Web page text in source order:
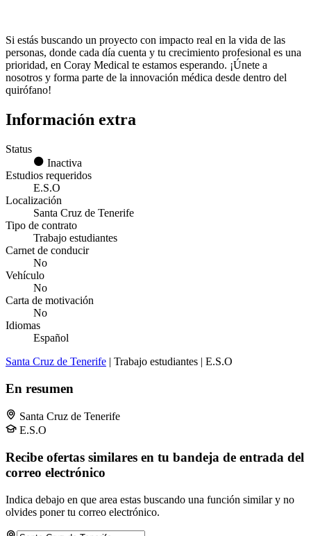
Si estás buscando un proyecto con impacto real en la vida de las
personas, donde cada día cuenta y tu crecimiento profesional es una
prioridad, en Coray Medical te estamos esperando. ¡Únete a
nosotros y forma parte de la innovación médica desde dentro del
quirófano!
Información extra
Status
Inactiva
Estudios requeridos
E.S.O
Localización
Santa Cruz de Tenerife
Tipo de contrato
Trabajo estudiantes
Carnet de conducir
No
Vehículo
No
Carta de motivación
No
Idiomas
Español
Santa Cruz de Tenerife | Trabajo estudiantes | E.S.O
En resumen
Santa Cruz de Tenerife
E.S.O
Recibe ofertas similares en tu bandeja de entrada del
correo electrónico
Indica debajo en que area estas buscando una función similar y no
olvides poner tu correo electrónico.